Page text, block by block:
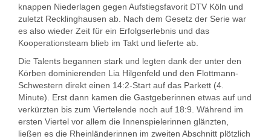
knappen Niederlagen gegen Aufstiegsfavorit DTV Köln und
zuletzt Recklinghausen ab. Nach dem Gesetz der Serie war
es also wieder Zeit für ein Erfolgserlebnis und das
Kooperationsteam blieb im Takt und lieferte ab.
Die Talents begannen stark und legten dank der unter den
Körben dominierenden Lia Hilgenfeld und den Flottmann-
Schwestern direkt einen 14:2-Start auf das Parkett (4.
Minute). Erst dann kamen die Gastgeberinnen etwas auf und
verkürzten bis zum Viertelende noch auf 18:9. Während im
ersten Viertel vor allem die Innenspielerinnen glänzten,
ließen es die Rheinländerinnen im zweiten Abschnitt plötzlich